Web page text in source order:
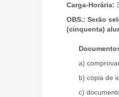
Carga-Horária:
OBS.: Serão
(cinquenta)
a)
b) cópia de
c)